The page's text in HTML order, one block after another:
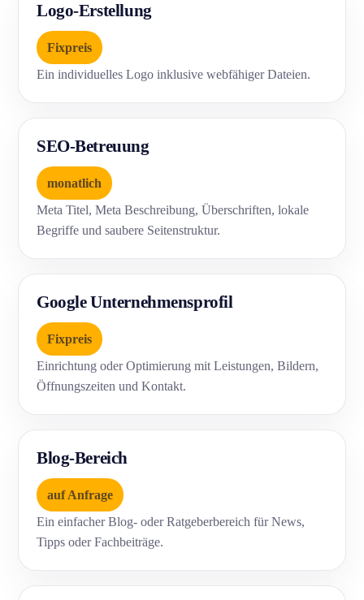
Logo-Erstellung
Fixpreis
Ein individuelles Logo inklusive webfähiger Dateien.
SEO-Betreuung
monatlich
Meta Titel, Meta Beschreibung, Überschriften, lokale
Begriffe und saubere Seitenstruktur.
Google Unternehmensprofil
Fixpreis
Einrichtung oder Optimierung mit Leistungen, Bildern,
Öffnungszeiten und Kontakt.
Blog-Bereich
auf Anfrage
Ein einfacher Blog- oder Ratgeberbereich für News,
Tipps oder Fachbeiträge.